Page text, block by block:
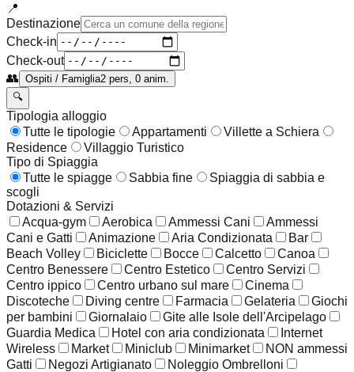
📍
Destinazione
Check-in
Check-out
👥 Ospiti / Famiglia2 pers, 0 anim.
🔍
Tipologia alloggio
Tutte le tipologie
Appartamenti
Villette a Schiera
Residence
Villaggio Turistico
Tipo di Spiaggia
Tutte le spiagge
Sabbia fine
Spiaggia di sabbia e
scogli
Dotazioni & Servizi
Acqua-gym
Aerobica Ammessi Cani
Ammessi
Cani e Gatti
Animazione Aria Condizionata
Bar
Beach Volley
Biciclette Bocce Calcetto
Canoa
Centro Benessere
Centro Estetico
Centro Servizi
Centro ippico
Centro urbano sul mare
Cinema
Discoteche
Diving centre Farmacia Gelateria
Giochi
per bambini
Giornalaio
Gite alle Isole dell'Arcipelago
Guardia Medica
Hotel con aria condizionata
Internet
Wireless
Market Miniclub Minimarket
NON ammessi
Gatti
Negozi Artigianato
Noleggio Ombrelloni